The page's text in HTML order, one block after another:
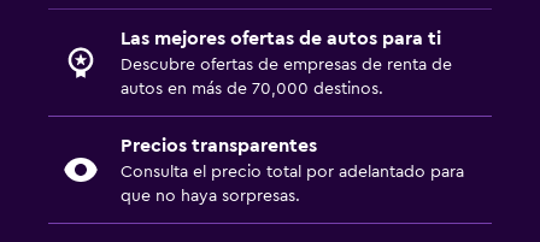
Las mejores ofertas de autos para ti
Descubre ofertas de empresas de renta de
autos en más de 70,000 destinos.
Precios transparentes
Consulta el precio total por adelantado para
que no haya sorpresas.